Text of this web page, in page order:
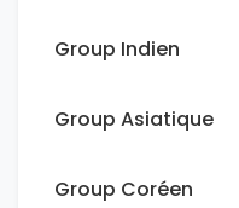
Group Indien
Group Asiatique
Group Coréen